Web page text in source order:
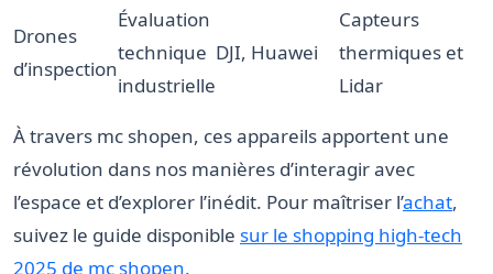
Drones
d’inspection
Évaluation
technique
industrielle
DJI, Huawei
Capteurs
thermiques et
Lidar
À travers mc shopen, ces appareils apportent une
révolution dans nos manières d’interagir avec
l’espace et d’explorer l’inédit. Pour maîtriser l’achat,
suivez le guide disponible sur le shopping high-tech
2025 de mc shopen.